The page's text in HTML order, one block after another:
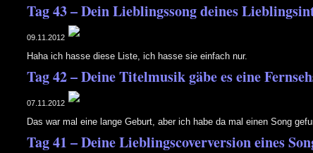
Tag 43 – Dein Lieblingssong deines
09.11.2012
Haha ich hasse diese Liste, ich hasse sie einfach nur.
Tag 42 – Deine Titelmusik gäbe es eine
07.11.2012
Das war mal eine lange Geburt, aber ich habe da mal einen Song
Tag 41 – Deine Lieblingscoverversion eines